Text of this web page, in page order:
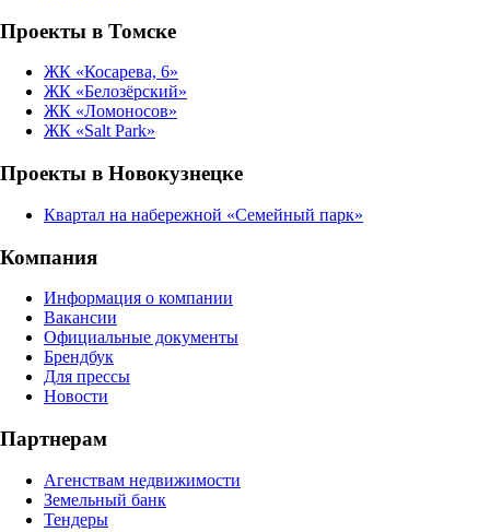
Проекты в Томске
ЖК «Косарева, 6»
ЖК «Белозёрский»
ЖК «Ломоносов»
ЖК «Salt Park»
Проекты в Новокузнецке
Квартал на набережной «Семейный парк»
Компания
Информация о компании
Вакансии
Официальные документы
Брендбук
Для прессы
Новости
Партнерам
Агенствам недвижимости
Земельный банк
Тендеры